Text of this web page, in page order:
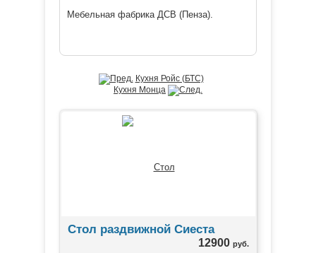
Мебельная фабрика ДСВ (Пенза).
Кухня Ройс (БТС)
Кухня Монца
Стол раздвижной Сиеста
12900 руб.